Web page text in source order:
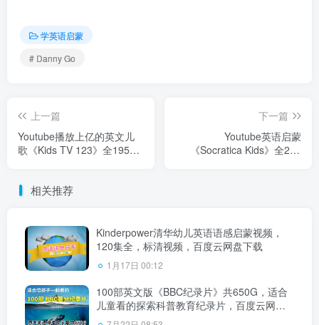
学英语启蒙
# Danny Go
上一篇
Youtube播放上亿的英文儿
歌《Kids TV 123》全195
网盘下载！
下一篇
Youtube英语启蒙
《Socratica Kids》全260
相关推荐
Kinderpower清华幼儿英语语感启蒙视频，
120集全，标清视频，百度云网盘下载
1月17日 00:12
100部英文版《BBC纪录片》共650G，适合
儿童看的探索科普教育纪录片，百度云网盘
下载